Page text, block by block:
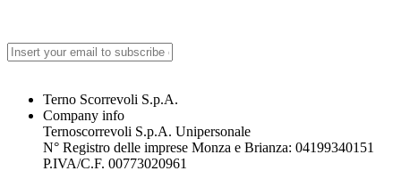
Terno Scorrevoli S.p.A.
Company info
Ternoscorrevoli S.p.A. Unipersonale
N° Registro delle imprese Monza e Brianza: 04199340151
P.IVA/C.F. 00773020961